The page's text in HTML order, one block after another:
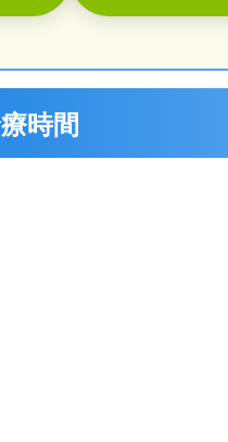
時間